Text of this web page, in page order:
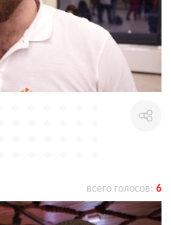
всего голосов: 6